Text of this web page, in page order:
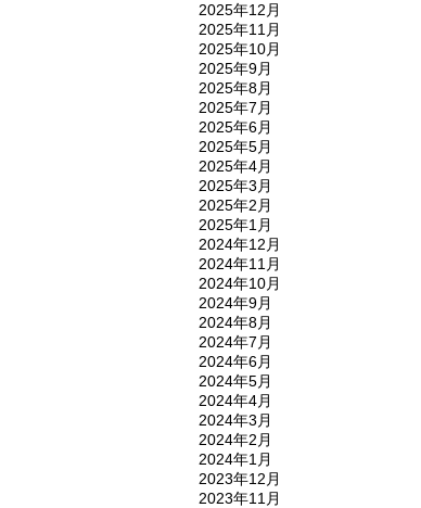
2025年12月
2025年11月
2025年10月
2025年9月
2025年8月
2025年7月
2025年6月
2025年5月
2025年4月
2025年3月
2025年2月
2025年1月
2024年12月
2024年11月
2024年10月
2024年9月
2024年8月
2024年7月
2024年6月
2024年5月
2024年4月
2024年3月
2024年2月
2024年1月
2023年12月
2023年11月